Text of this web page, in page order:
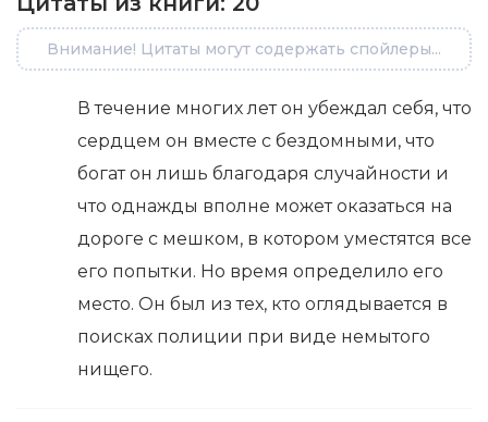
Внимание! Цитаты могут содержать спойлеры...
В течение многих лет он убеждал себя, что
сердцем он вместе с бездомными, что
богат он лишь благодаря случайности и
что однажды вполне может оказаться на
дороге с мешком, в котором уместятся все
его попытки. Но время определило его
место. Он был из тех, кто оглядывается в
поисках полиции при виде немытого
нищего.